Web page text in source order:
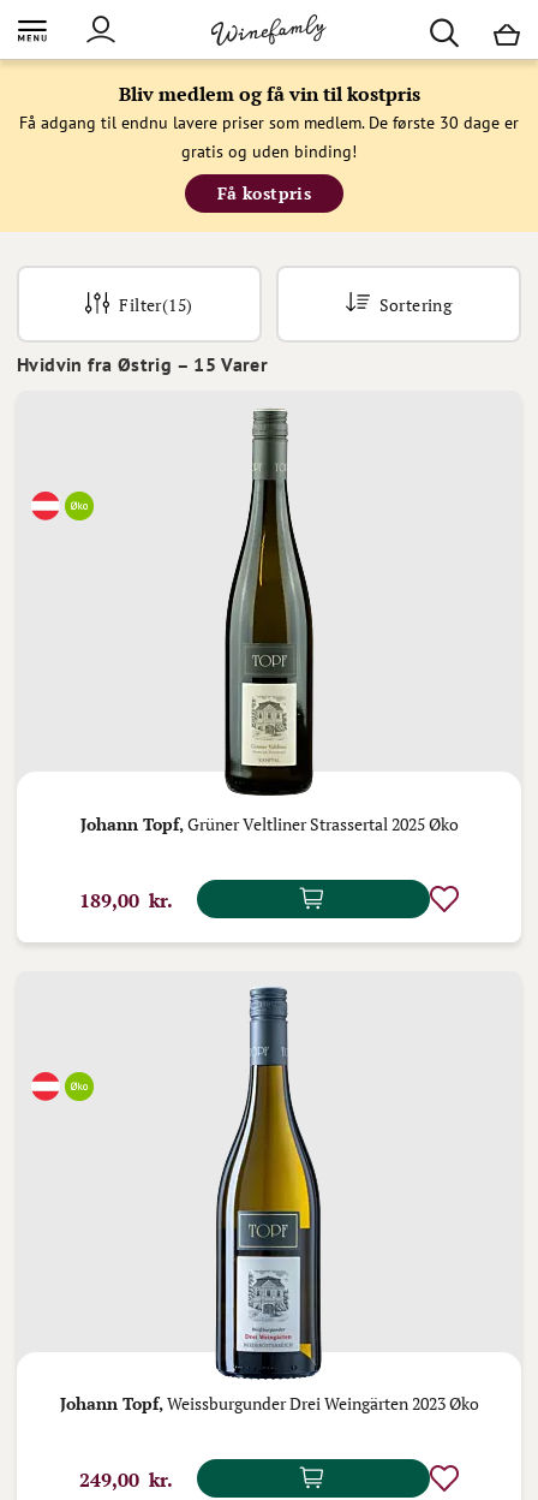
Bliv medlem og få vin til kostpris
Få adgang til endnu lavere priser som medlem. De første 30 dage er
gratis og uden binding!
Få kostpris
Hvidvin fra Østrig – 15 Varer
Filter(15) Sortering
Johann Topf, Grüner Veltliner Strassertal 2025 Øko
189,00 kr.
Johann Topf,Weissburgunder Drei Weingärten 2023 Øko
249,00 kr.